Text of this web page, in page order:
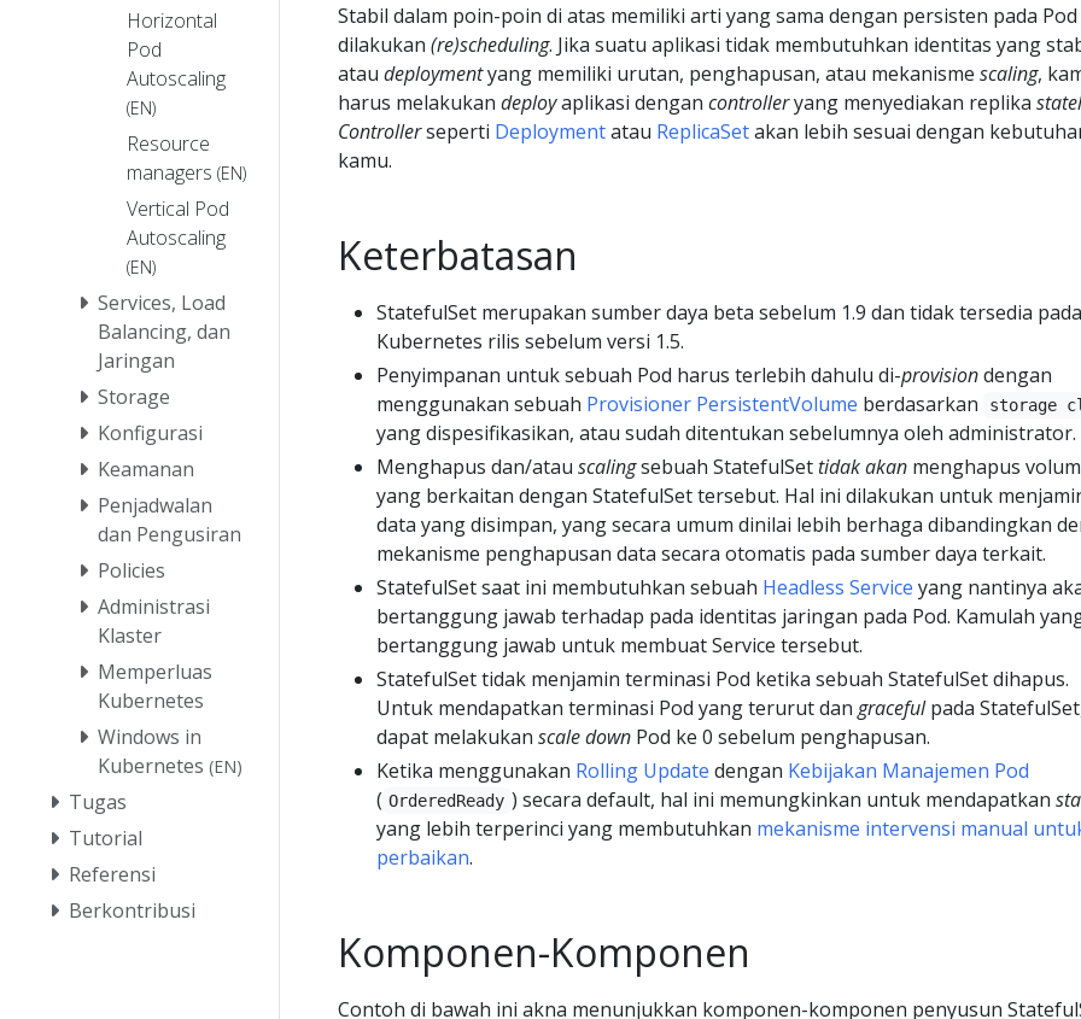
Horizontal
Pod
Autoscaling
(EN)
Resource
managers (EN)
Vertical Pod
Autoscaling
(EN)
Services, Load
Balancing, dan
Jaringan
Storage
Konfigurasi
Keamanan
Penjadwalan
dan Pengusiran
Policies
Administrasi
Klaster
Memperluas
Kubernetes
Windows in
Kubernetes (EN)
Tugas
Tutorial
Referensi
Berkontribusi
Stabil dalam poin-poin di atas memiliki arti yang sama dengan persisten pada
dilakukan (re)scheduling. Jika suatu aplikasi tidak membutuhkan identitas yang
atau deploymentyang memiliki urutan, penghapusan, atau mekanisme scaling,
harus melakukan deployaplikasi dengan controlleryang menyediakan replika
Controllerseperti Deploymentatau ReplicaSetakan lebih sesuai dengan
kamu.
Keterbatasan
StatefulSet merupakan sumber daya beta sebelum 1.9 dan tidak tersedia pada
Kubernetes rilis sebelum versi 1.5.
Penyimpanan untuk sebuah Pod harus terlebih dahulu di-provisiondengan
menggunakan sebuah Provisioner PersistentVolume berdasarkan storage
yang dispesifikasikan, atau sudah ditentukan sebelumnya oleh administrator.
Menghapus dan/atau scalingsebuah StatefulSettidak akan menghapus
yang berkaitan dengan StatefulSet tersebut. Hal ini dilakukan untuk
data yang disimpan, yang secara umum dinilai lebih berhaga dibandingkan
mekanisme penghapusan data secara otomatis pada sumber daya terkait.
StatefulSet saat ini membutuhkan sebuah Headless Service yang nantinya
bertanggung jawab terhadap pada identitas jaringan pada Pod. Kamulah
bertanggung jawab untuk membuat Service tersebut.
StatefulSet tidak menjamin terminasi Pod ketika sebuah StatefulSet dihapus.
Untuk mendapatkan terminasi Pod yang terurut dan gracefulpada
dapat melakukan scale down Pod ke 0 sebelum penghapusan.
Ketika menggunakan Rolling Update dengan Kebijakan Manajemen Pod
( OrderedReady ) secara default, hal ini memungkinkan untuk mendapatkan
yang lebih terperinci yang membutuhkan mekanisme intervensi manual
perbaikan.
Komponen-Komponen
Contoh di bawah ini akna menunjukkan komponen-komponen penyusun